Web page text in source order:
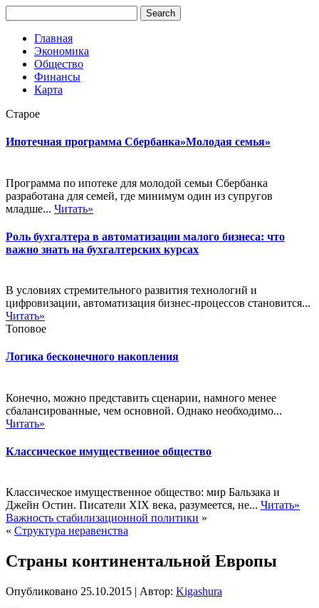
Главная
Экономика
Общество
Финансы
Карта
Старое
Ипотечная программа Сбербанка»Молодая семья»
Программа по ипотеке для молодой семьи Сбербанка
разработана для семей, где минимум один из супругов
младше... Читать»
Роль бухгалтера в автоматизации малого бизнеса: что
важно знать на бухгалтерских курсах
В условиях стремительного развития технологий и
цифровизации, автоматизация бизнес-процессов становится...
Читать»
Топовое
Логика бесконечного накопления
Конечно, можно представить сценарии, намного менее
сбалансированные, чем основной. Однако необходимо...
Читать»
Классическое имущественное общество
Классическое имущественное общество: мир Бальзака и
Джейн Остин. Писатели XIX века, разумеется, не... Читать»
Важность стабилизационной политики »
« Структура неравенства
Страны континентальной Европы
Опубликовано 25.10.2015 | Автор: Kigashura